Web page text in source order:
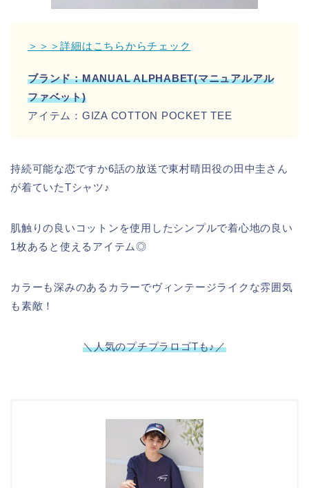
＞＞＞詳細はこちらからチェック
ブランド：MANUAL ALPHABET(マニュアルアル
ファベット)
アイテム：GIZA COTTON POCKET TEE
持続可能な恋ですか6話の放送で東村晴田役の田中圭さん
が着ていたTシャツ♪
肌触りの良いコットンを使用したシンプルで着心地の良い
1枚あると使えるアイテム◎
カラーも深みのあるカラーでヴィンテージライクな雰囲気
も素敵！
＼人気のプチプラロゴTも♪／